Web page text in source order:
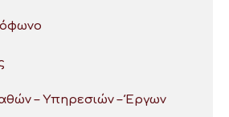
– Υπηρεσιών – Έργων